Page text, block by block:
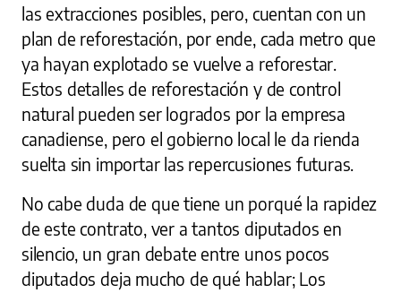
las extracciones posibles, pero, cuentan con un
plan de reforestación, por ende, cada metro que
ya hayan explotado se vuelve a reforestar.
Estos detalles de reforestación y de control
natural pueden ser logrados por la empresa
canadiense, pero el gobierno local le da rienda
suelta sin importar las repercusiones futuras.
No cabe duda de que tiene un porqué la rapidez
de este contrato, ver a tantos diputados en
silencio, un gran debate entre unos pocos
diputados deja mucho de qué hablar; Los